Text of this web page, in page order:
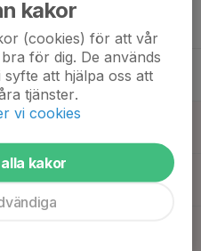
kakor
(cookies) för att vår
för dig. De används
att hjälpa oss att
tjänster.
vi cookies
kakor